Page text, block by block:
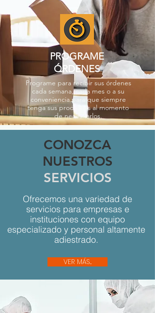
PROGRAME
ÓRDENES
Programe para recibir sus órdenes
cada semana, cada mes o a su
conveniencia para que siempre
tenga sus productos al momento
de necesitarlos.
CONOZCA
NUESTROS
SERVICIOS
Ofrecemos una variedad de
servicios para empresas e
instituciones con equipo
especializado y personal altamente
adiestrado.
VER MÁS...